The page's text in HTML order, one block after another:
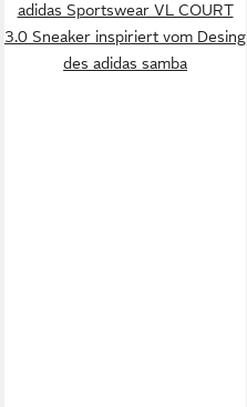
adidas Sportswear VL COURT
3.0 Sneaker inspiriert vom Desing
des adidas samba